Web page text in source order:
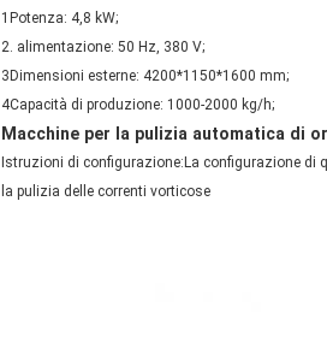
1Potenza: 4,8 kW;
2. alimentazione: 50 Hz, 380 V;
3Dimensioni esterne: 4200*1150*1600 mm;
4Capacità di produzione: 1000-2000 kg/h;
Macchine per la pulizia automatica di
Istruzioni di configurazione:La configurazione di
la pulizia delle correnti vorticose